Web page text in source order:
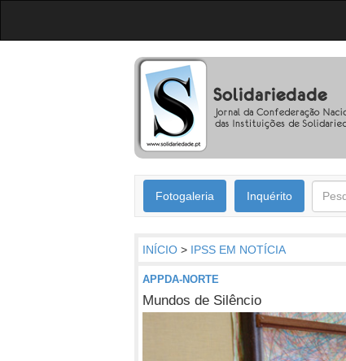
Fotogaleria Inquérito
INÍCIO > IPSS EM NOTÍCIA
APPDA-NORTE
Mundos de Silêncio